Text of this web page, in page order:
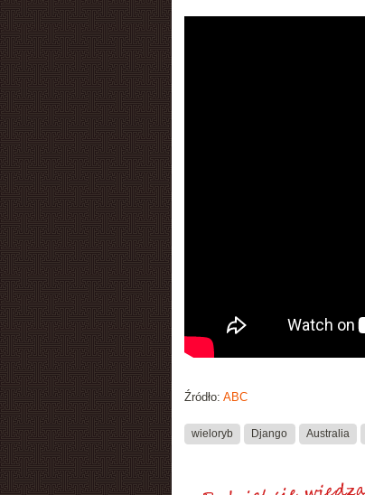
Źródło: ABC
wieloryb Django Australia